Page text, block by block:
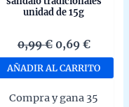
unidad de 15g
0,99€ El
precio
original
0,99 €.
0,69 €El
precio
actual
0,69 €.
AÑADIR AL CARRITO
Compra y gana 35